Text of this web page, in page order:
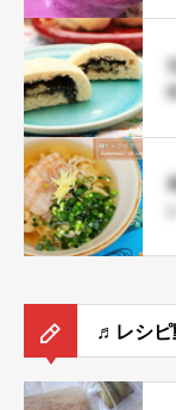
♬レシピ